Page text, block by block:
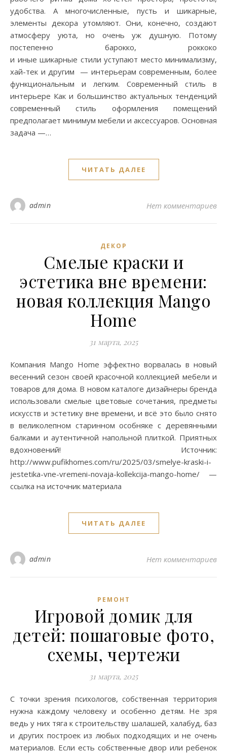
удобства. А многочисленные, пусть и шикарные,
элементы декора утомляют. Они, конечно, создают
атмосферу уюта, но очень уж душную. Потому
постепенно барокко, роккоко
и иные шикарные стили уступают место минимализму,
хай-тек и другим — интерьерам современным, более
функциональным и легким. Современный стиль в
интерьере Как и большинство актуальных тенденций
современный стиль оформления помещений
предполагает минимум мебели и аксессуаров. Основная
задача —…
ЧИТАТЬ ДАЛЕЕ
admin Нет комментариев
ДЕКОР
Смелые краски и
эстетика вне времени:
новая коллекция Mango
Home
31 марта, 2025
Компания Mango Home эффектно ворвалась в новый
весенний сезон своей красочной коллекцией мебели и
товаров для дома. В новом каталоге дизайнеры бренда
использовали смелые цветовые сочетания, предметы
искусств и эстетику вне времени, и всё это было снято
в великолепном старинном особняке с деревянными
балками и аутентичной напольной плиткой. Приятных
вдохновений! Источник:
http://www.pufikhomes.com/ru/2025/03/smelye-kraski-i-
jestetika-vne-vremeni-novaja-kollekcija-mango-home/ —
ссылка на источник материала
ЧИТАТЬ ДАЛЕЕ
admin Нет комментариев
РЕМОНТ
Игровой домик для
детей: пошаговые фото,
схемы, чертежи
31 марта, 2025
С точки зрения психологов, собственная территория
нужна каждому человеку и особенно детям. Не зря
ведь у них тяга к строительству шалашей, халабуд, баз
и других построек из любых подходящих и не очень
материалов. Если есть собственные двор или ребенок